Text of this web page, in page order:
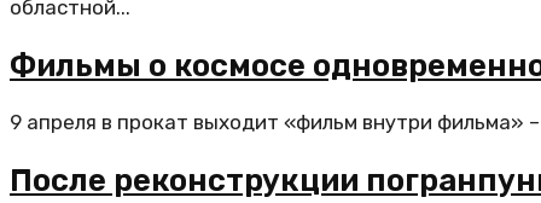
областной...
Фильмы о космосе
9 апреля в прокат выходит «фильм внутри
После реконструкции